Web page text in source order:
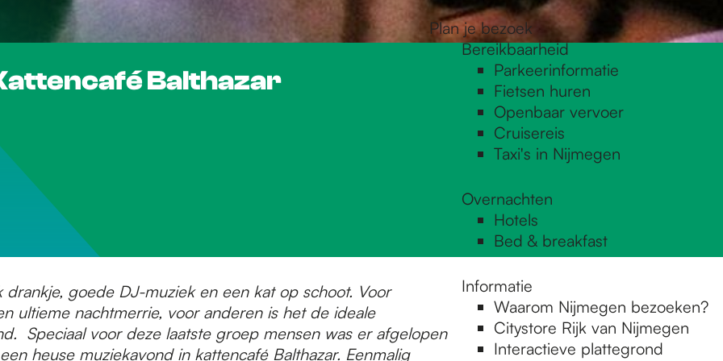
Plan je bezoek
Bereikbaarheid
Parkeerinformatie
Fietsen huren
Openbaar vervoer
Cruisereis
Taxi's in Nijmegen
Overnachten
Hotels
Bed & breakfast
Informatie
Waarom Nijmegen bezoeken?
Citystore Rijk van Nijmegen
Interactieve plattegrond
Balthazar
drankje, goede DJ-muziek en een kat op schoot. Voor
ultieme nachtmerrie, voor anderen is het de ideale
Speciaal voor deze laatste groep mensen was er afgelopen
heuse muziekavond in kattencafé Balthazar. Eenmalig